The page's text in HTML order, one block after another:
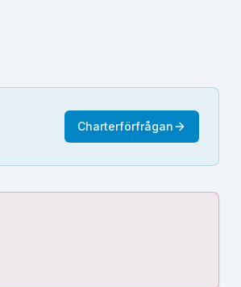
Charterförfrågan